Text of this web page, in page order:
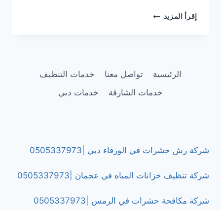
إقرأ المزيد تركيب
الرئيسية تواصل معنا
خدمات التنظيف
خدمات الشارقة
خدمات دبي
شركة رش حشرات في الورقاء دبي |0505337973
شركة تنظيف خزانات المياه في عجمان |0505337973
شركة مكافحة حشرات في الرمس |0505337973